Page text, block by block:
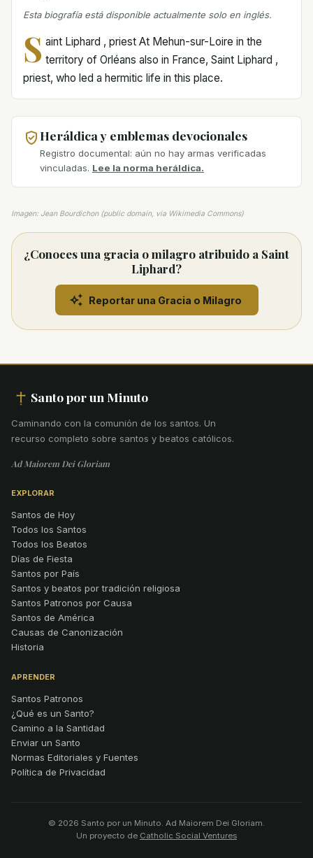
Esta biografía está disponible actualmente solo en inglés.
S aint Liphard , priest At Mehun-sur-Loire in the
territory of Orléans also in France, Saint Liphard ,
priest, who led a hermitic life in this place.
Heráldica y emblemas devocionales
Registro documental: aún no hay armas verificadas
vinculadas. Lee la norma heráldica.
Imagen: Jean Bourdichon (public domain, via Wikimedia Commons)
¿Conoces una gracia o milagro atribuido a Saint
Liphard?
Reportar una Gracia o Milagro
Santo por un Minuto
Caminando con la comunión de los santos. Un
recurso completo sobre santos y beatos católicos.
Ad Maiorem Dei Gloriam
EXPLORAR
Santos de Hoy
Todos los Santos
Todos los Beatos
Días de Fiesta
Santos por País
Santos y beatos por tradición religiosa
Santos Patronos por Causa
Santos de América
Causas de Canonización
Historia
APRENDER
Santos Patronos
¿Qué es un Santo?
Camino a la Santidad
Enviar un Santo
Normas Editoriales y Fuentes
Política de Privacidad
© 2026 Santo por un Minuto. Ad Maiorem Dei Gloriam.
Un proyecto de Catholic Social Ventures